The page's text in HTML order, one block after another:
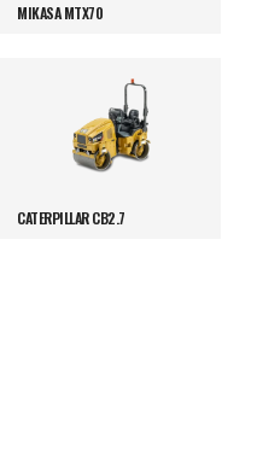
MIKASA MTX70
CATERPILLAR CB2.7